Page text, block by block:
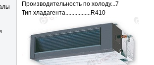
Производительность по холоду...7
Тип хладагента.................R410